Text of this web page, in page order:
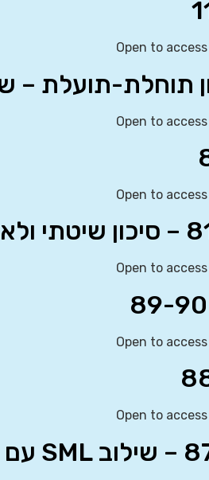
Open to
תוחלת-תועלת –
Open to
Open to
Open to
Open to
Open to